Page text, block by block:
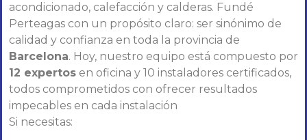
acondicionado, calefacción y calderas. Fundé
Perteagas con un propósito claro: ser sinónimo de
calidad y confianza en toda la provincia de
Barcelona. Hoy, nuestro equipo está compuesto por
12 expertos en oficina y 10 instaladores certificados,
todos comprometidos con ofrecer resultados
impecables en cada instalación
Si necesitas: